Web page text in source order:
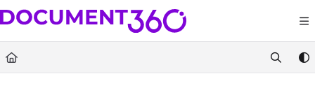
Documentation Index
Fetch the complete documentation index at:https://docs.document360.com/
Use this file to discover all available pages before exploring further.